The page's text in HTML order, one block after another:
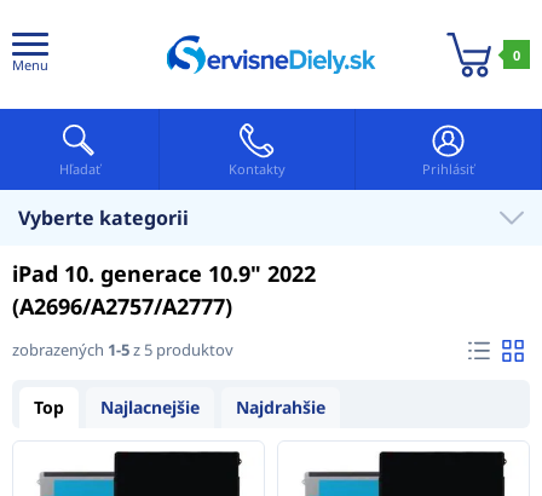
Menu
0
Hľadať Kontakty Prihlásiť
Vyberte kategorii
iPad 10. generace 10.9" 2022
(A2696/A2757/A2777)
zobrazených 1-5z 5 produktov
Top Najlacnejšie Najdrahšie